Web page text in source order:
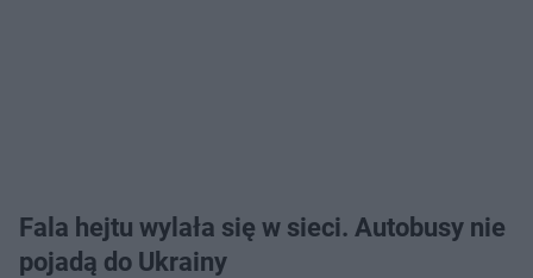
Fala hejtu wylała się w sieci. Autobusy nie
pojadą do Ukrainy